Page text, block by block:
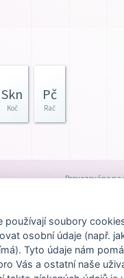
Skn
Koč
Pč
Rač
Provozováno na
soubory
osobní údaje (např.
Tyto údaje nám
Vás a ostatní naše